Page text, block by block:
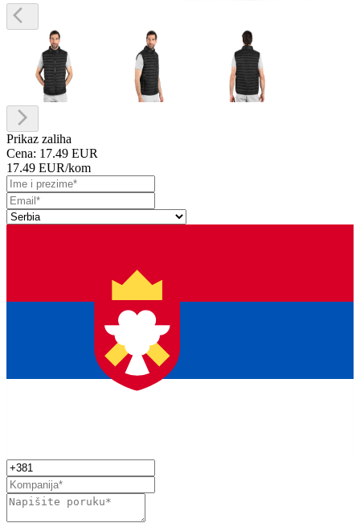
Prikaz zaliha
Cena: 17.49 EUR
17.49 EUR/kom